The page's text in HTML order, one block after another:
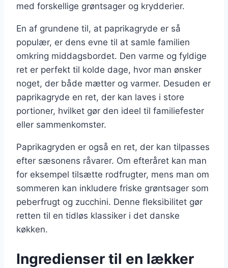
med forskellige grøntsager og krydderier.
En af grundene til, at paprikagryde er så
populær, er dens evne til at samle familien
omkring middagsbordet. Den varme og fyldige
ret er perfekt til kolde dage, hvor man ønsker
noget, der både mætter og varmer. Desuden er
paprikagryde en ret, der kan laves i store
portioner, hvilket gør den ideel til familiefester
eller sammenkomster.
Paprikagryden er også en ret, der kan tilpasses
efter sæsonens råvarer. Om efteråret kan man
for eksempel tilsætte rodfrugter, mens man om
sommeren kan inkludere friske grøntsager som
peberfrugt og zucchini. Denne fleksibilitet gør
retten til en tidløs klassiker i det danske
køkken.
Ingredienser til en lækker